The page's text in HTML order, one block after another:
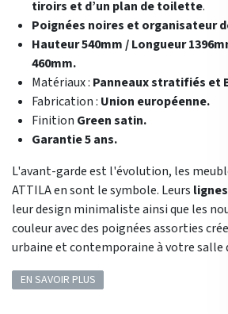
tiroirs et d’un plan de toilette.
Poignées noires et organisateur
Hauteur 540mm / Longueur
460mm.
Matériaux : Panneaux stratifiés et
Fabrication : Union européenne.
Finition Green satin.
Garantie 5 ans.
L'avant-garde est l'évolution, les
ATTILA en sont le symbole. Leurs
leur design minimaliste ainsi que les
couleur avec des poignées assorties
urbaine et contemporaine à votre salle
EN SAVOIR PLUS